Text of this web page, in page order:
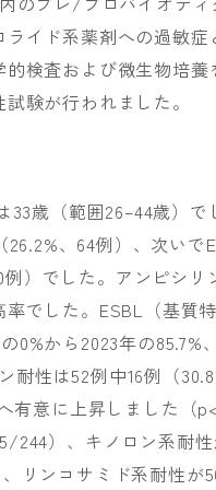
イド系薬剤への過敏
検査および微生物培
験が行われました。
33歳（範囲26–44歳）
、64例）、次いで
）でした。アンピシ
率でした。ESBL（基質
0%から2023年の
耐性は52例中16例（
有意に上昇しました（
244）、キノロン系耐
リンコサミド系耐性